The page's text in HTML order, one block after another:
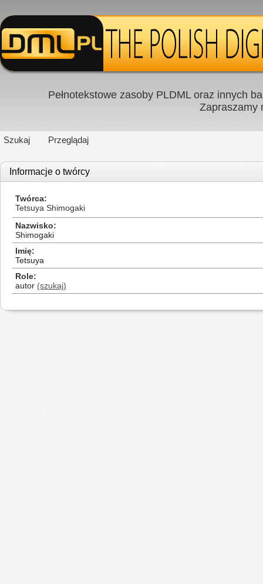
Pełnotekstowe zasoby PLDML oraz innych
Zapraszamy
Szukaj Przeglądaj
Informacje o twórcy
Twórca
Tetsuya Shimogaki
Nazwisko
Shimogaki
Imię
Tetsuya
Role
autor (szukaj)